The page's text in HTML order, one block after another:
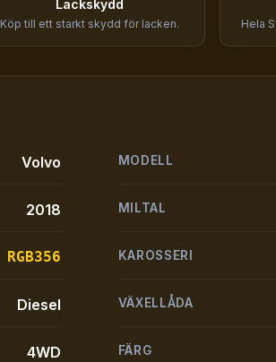
Lackskydd
Köp till ett starkt skydd för lacken. Hela
Volvo MODELL
2018 MILTAL
RGB356 KAROSSERI
Diesel VÄXELLÅDA
4WD FÄRG